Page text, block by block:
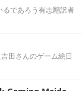
るであろう有志翻訳者
田さんのゲーム絵日